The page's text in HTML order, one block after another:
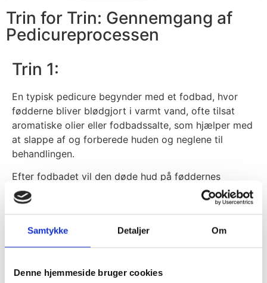
Samtykke Detaljer Om
Denne hjemmeside bruger cookies
Trin for Trin: Gennemgang af
Pedicureprocessen
Trin 1:
En typisk pedicure begynder med et fodbad, hvor
fødderne bliver blødgjort i varmt vand, ofte tilsat
aromatiske olier eller fodbadssalte, som hjælper med
at slappe af og forberede huden og neglene til
behandlingen.
Efter fodbadet vil den døde hud på føddernes
underside blive fjernet, ofte ved hjælp af en pimpsten
eller en fodfil. Dette er ikke blot med til at gøre
blodcirkulationen og kan hjælpe på problemer som
hælsporer og hård hud.